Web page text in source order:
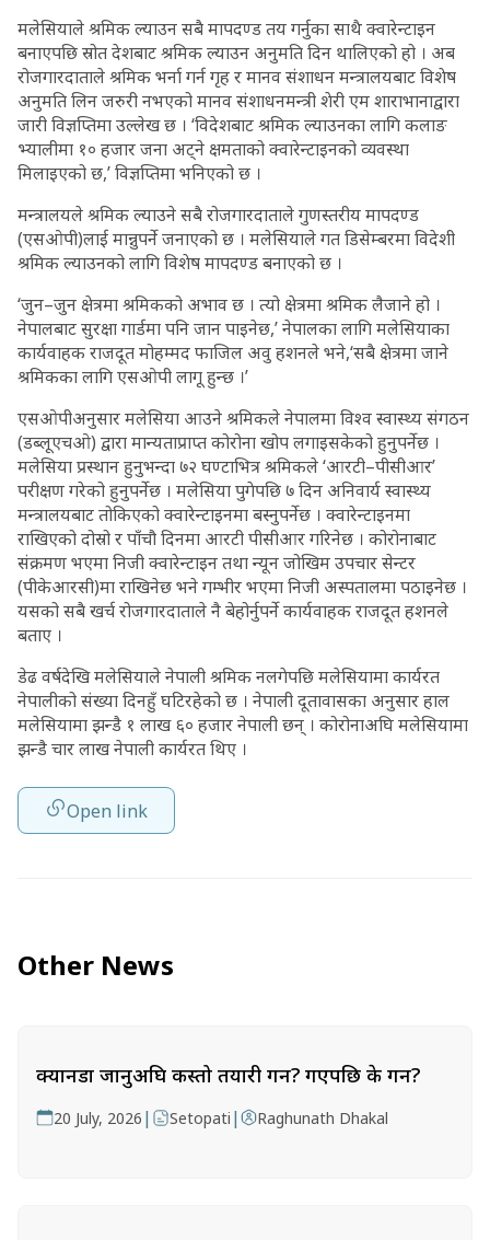
मलेसियाले श्रमिक ल्याउन सबै मापदण्ड तय गर्नुका साथै क्वारेन्टाइन
बनाएपछि स्रोत देशबाट श्रमिक ल्याउन अनुमति दिन थालिएको हो । अब
रोजगारदाताले श्रमिक भर्ना गर्न गृह र मानव संशाधन मन्त्रालयबाट विशेष
अनुमति लिन जरुरी नभएको मानव संशाधनमन्त्री शेरी एम शाराभानाद्वारा
जारी विज्ञप्तिमा उल्लेख छ । ‘विदेशबाट श्रमिक ल्याउनका लागि कलाङ
भ्यालीमा १० हजार जना अट्ने क्षमताको क्वारेन्टाइनको व्यवस्था
मिलाइएको छ,’ विज्ञप्तिमा भनिएको छ ।
मन्त्रालयले श्रमिक ल्याउने सबै रोजगारदाताले गुणस्तरीय मापदण्ड
(एसओपी)लाई मान्नुपर्ने जनाएको छ । मलेसियाले गत डिसेम्बरमा विदेशी
श्रमिक ल्याउनको लागि विशेष मापदण्ड बनाएको छ ।
‘जुन–जुन क्षेत्रमा श्रमिकको अभाव छ । त्यो क्षेत्रमा श्रमिक लैजाने हो ।
नेपालबाट सुरक्षा गार्डमा पनि जान पाइनेछ,’ नेपालका लागि मलेसियाका
कार्यवाहक राजदूत मोहम्मद फाजिल अवु हशनले भने,‘सबै क्षेत्रमा जाने
श्रमिकका लागि एसओपी लागू हुन्छ ।’
एसओपीअनुसार मलेसिया आउने श्रमिकले नेपालमा विश्व स्वास्थ्य संगठन
(डब्लूएचओ) द्वारा मान्यताप्राप्त कोरोना खोप लगाइसकेको हुनुपर्नेछ ।
मलेसिया प्रस्थान हुनुभन्दा ७२ घण्टाभित्र श्रमिकले ‘आरटी–पीसीआर’
परीक्षण गरेको हुनुपर्नेछ । मलेसिया पुगेपछि ७ दिन अनिवार्य स्वास्थ्य
मन्त्रालयबाट तोकिएको क्वारेन्टाइनमा बस्नुपर्नेछ । क्वारेन्टाइनमा
राखिएको दोस्रो र पाँचौ दिनमा आरटी पीसीआर गरिनेछ । कोरोनाबाट
संक्रमण भएमा निजी क्वारेन्टाइन तथा न्यून जोखिम उपचार सेन्टर
(पीकेआरसी)मा राखिनेछ भने गम्भीर भएमा निजी अस्पतालमा पठाइनेछ ।
यसको सबै खर्च रोजगारदाताले नै बेहोर्नुपर्ने कार्यवाहक राजदूत हशनले
बताए ।
डेढ वर्षदेखि मलेसियाले नेपाली श्रमिक नलगेपछि मलेसियामा कार्यरत
नेपालीको संख्या दिनहुँ घटिरहेको छ । नेपाली दूतावासका अनुसार हाल
मलेसियामा झन्डै १ लाख ६० हजार नेपाली छन् । कोरोनाअघि मलेसियामा
झन्डै चार लाख नेपाली कार्यरत थिए ।
Open link
Other News
क्यानडा जानुअघि कस्तो तयारी गर्ने? गएपछि के गर्ने?
20 July, 2026 | Setopati | Raghunath Dhakal